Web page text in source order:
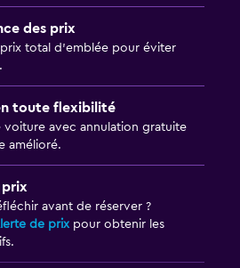
des prix
prix total d’emblée pour éviter
toute flexibilité
voiture avec annulation gratuite
amélioré.
prix
avant de réserver ?
de prixpour obtenir les